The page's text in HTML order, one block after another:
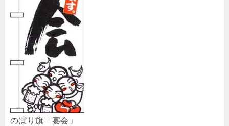
のぼり旗「宴会」